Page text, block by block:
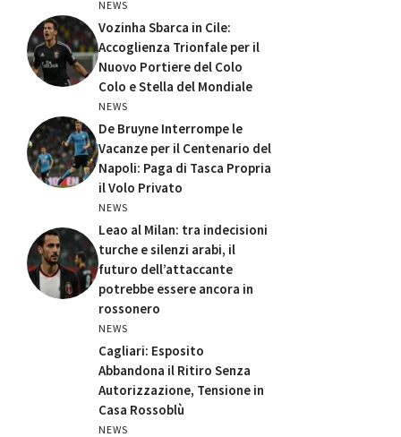
NEWS
Vozinha Sbarca in Cile:
Accoglienza Trionfale per il
Nuovo Portiere del Colo
Colo e Stella del Mondiale
NEWS
De Bruyne Interrompe le
Vacanze per il Centenario del
Napoli: Paga di Tasca Propria
il Volo Privato
NEWS
Leao al Milan: tra indecisioni
turche e silenzi arabi, il
futuro dell’attaccante
potrebbe essere ancora in
rossonero
NEWS
Cagliari: Esposito
Abbandona il Ritiro Senza
Autorizzazione, Tensione in
Casa Rossoblù
NEWS